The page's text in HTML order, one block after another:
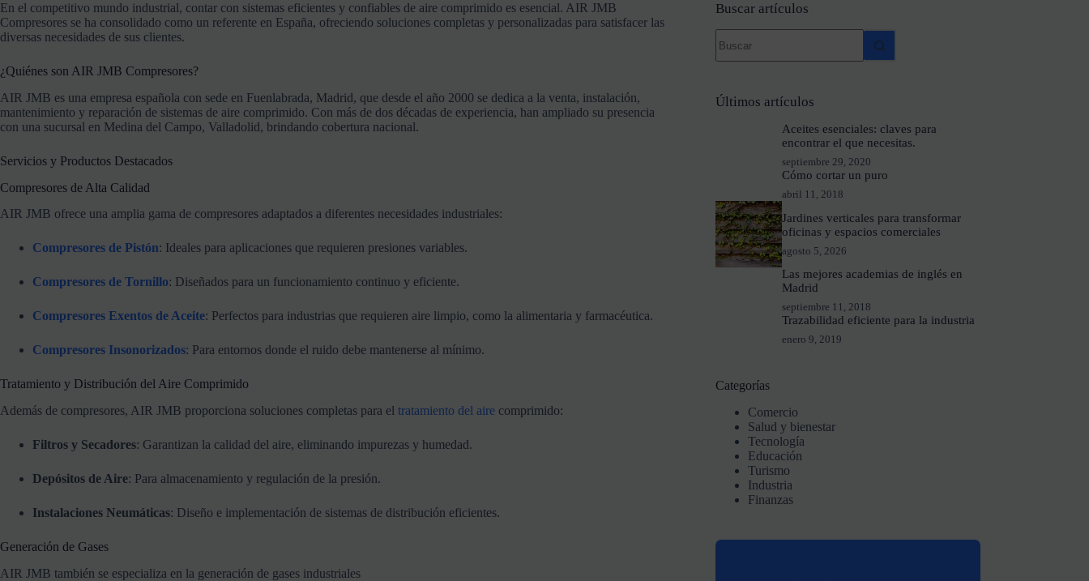
En el competitivo mundo industrial, contar con sistemas eficientes y confiables de aire comprimido es esencial. AIR JMB
Compresores se ha consolidado como un referente en España, ofreciendo soluciones completas y personalizadas para satisfacer las
diversas necesidades de sus clientes.
¿Quiénes son AIR JMB Compresores?
AIR JMB es una empresa española con sede en Fuenlabrada, Madrid, que desde el año 2000 se dedica a la venta, instalación,
mantenimiento y reparación de sistemas de aire comprimido. Con más de dos décadas de experiencia, han ampliado su presencia
con una sucursal en Medina del Campo, Valladolid, brindando cobertura nacional.
Servicios y Productos Destacados
Compresores de Alta Calidad
AIR JMB ofrece una amplia gama de compresores adaptados a diferentes necesidades industriales:
Compresores de Pistón: Ideales para aplicaciones que requieren presiones variables.
Compresores de Tornillo: Diseñados para un funcionamiento continuo y eficiente.
Compresores Exentos de Aceite: Perfectos para industrias que requieren aire limpio, como la alimentaria y farmacéutica.
Compresores Insonorizados: Para entornos donde el ruido debe mantenerse al mínimo.
Tratamiento y Distribución del Aire Comprimido
Además de compresores, AIR JMB proporciona soluciones completas para el tratamiento del aire comprimido:
Filtros y Secadores: Garantizan la calidad del aire, eliminando impurezas y humedad.
Depósitos de Aire: Para almacenamiento y regulación de la presión.
Instalaciones Neumáticas: Diseño e implementación de sistemas de distribución eficientes.
Generación de Gases
AIR JMB también se especializa en la generación de gases industriales
Buscar artículos
resultados
Últimos artículos
Aceites esenciales: claves para
encontrar el que necesitas.
septiembre 29, 2020
Cómo cortar un puro
abril 11, 2018
Jardines verticales para transformar
oficinas y espacios comerciales
agosto 5, 2026
Las mejores academias de inglés en
Madrid
septiembre 11, 2018
Trazabilidad eficiente para la industria
enero 9, 2019
Categorías
Comercio
Salud y bienestar
Tecnología
Educación
Turismo
Industria
Finanzas